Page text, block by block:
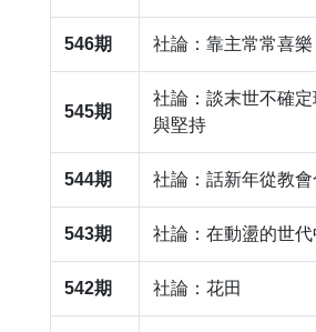
546期 社論：靠主常常喜樂
545期
社論：談末世不確
與堅持
544期 社論：話新年從教
543期 社論：在動盪的世
542期 社論：花田